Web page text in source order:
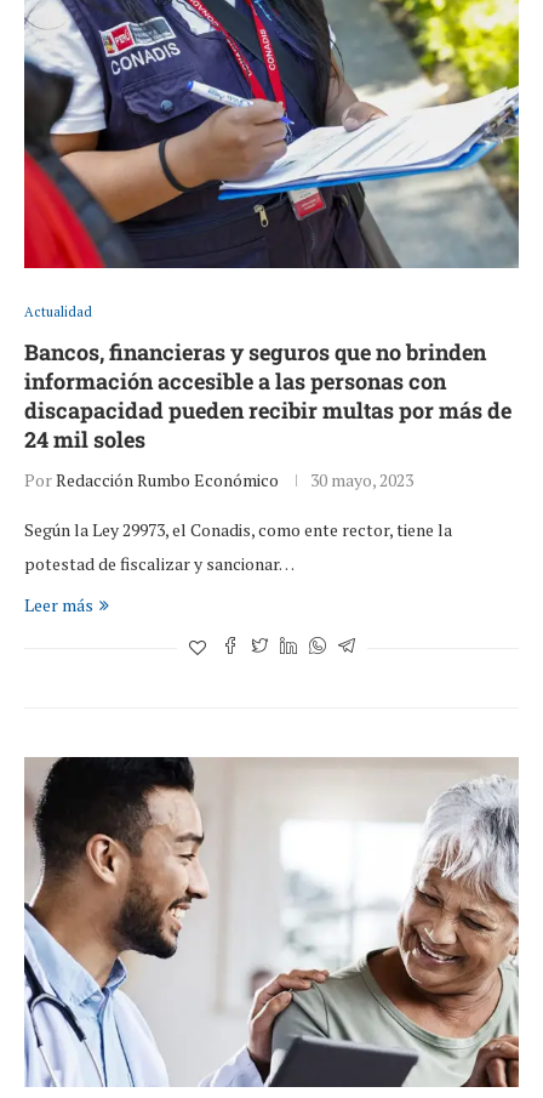
Actualidad
Bancos, financieras y seguros que no brinden
información accesible a las personas con
discapacidad pueden recibir multas por más de
24 mil soles
PorRedacción Rumbo Económico 30 mayo, 2023
Según la Ley 29973, el Conadis, como ente rector, tiene la
potestad de fiscalizar y sancionar…
Leer más